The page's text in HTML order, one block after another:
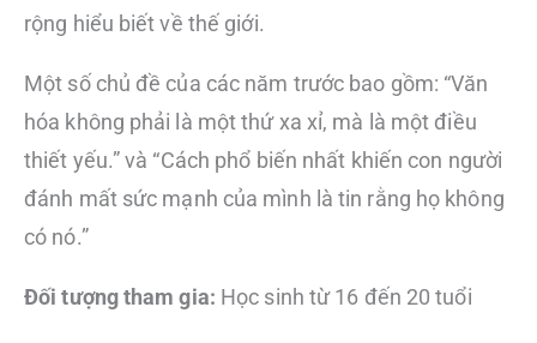
rộng hiểu biết về thế giới.
Một số chủ đề của các năm trước bao gồm: “Văn
hóa không phải là một thứ xa xỉ, mà là một điều
thiết yếu.” và “Cách phổ biến nhất khiến con người
đánh mất sức mạnh của mình là tin rằng họ không
có nó.”
Đối tượng tham gia: Học sinh từ 16 đến 20 tuổi